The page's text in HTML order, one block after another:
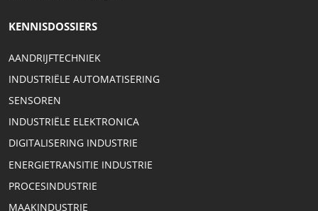
KENNISDOSSIERS
AANDRIJFTECHNIEK
INDUSTRIËLE AUTOMATISERING
SENSOREN
INDUSTRIËLE ELEKTRONICA
DIGITALISERING INDUSTRIE
ENERGIETRANSITIE INDUSTRIE
PROCESINDUSTRIE
MAAKINDUSTRIE